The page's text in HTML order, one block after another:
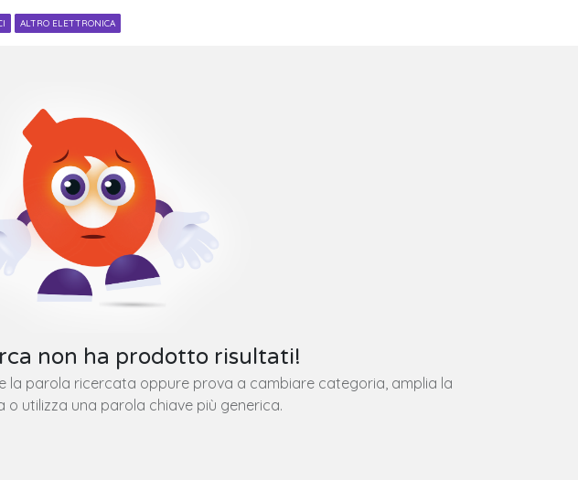
ALTRO ELETTRONICA
non ha prodotto risultati!
la parola ricercata oppure prova a cambiare categoria, amplia la
o utilizza una parola chiave più generica.